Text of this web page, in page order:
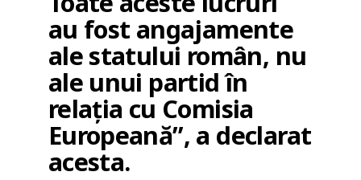
au fost angajamente
ale statului român, nu
ale unui partid în
relația cu Comisia
Europeană”, a declarat
acesta.